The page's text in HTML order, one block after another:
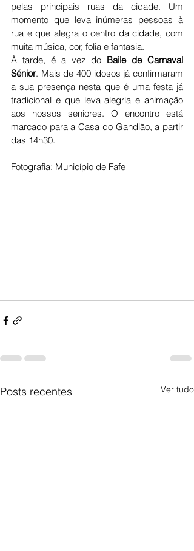
pelas principais ruas da cidade. Um
momento que leva inúmeras pessoas à
rua e que alegra o centro da cidade, com
muita música, cor, folia e fantasia.
À tarde, é a vez do Baile de Carnaval
Sénior. Mais de 400 idosos já confirmaram
a sua presença nesta que é uma festa já
tradicional e que leva alegria e animação
aos nossos seniores. O encontro está
marcado para a Casa do Gandião, a partir
das 14h30.
Fotografia: Município de Fafe
Posts recentes Ver tudo